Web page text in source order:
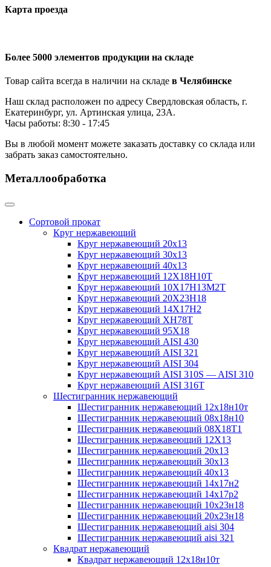
Карта проезда
Более 5000 элементов продукции на складе
Товар сайта всегда в наличии на складе в Челябинске
Наш склад расположен по адресу Свердловская область, г.
Екатеринбург, ул. Артинская улица, 23А.
Часы работы: 8:30 - 17:45
Вы в любой момент можете заказать доставку со склада или
забрать заказ самостоятельно.
Металлообработка
Сортовой прокат
Круг нержавеющий
Круг нержавеющий 20х13
Круг нержавеющий 30х13
Круг нержавеющий 40х13
Круг нержавеющий 12Х18Н10Т
Круг нержавеющий 10Х17Н13М2T
Круг нержавеющий 20Х23Н18
Круг нержавеющий 14Х17Н2
Круг нержавеющий ХН78Т
Круг нержавеющий 95Х18
Круг нержавеющий AISI 430
Круг нержавеющий AISI 321
Круг нержавеющий AISI 304
Круг нержавеющий AISI 310S — AISI 310
Круг нержавеющий AISI 316T
Шестигранник нержавеющий
Шестигранник нержавеющий 12х18н10т
Шестигранник нержавеющий 08х18н10
Шестигранник нержавеющий 08Х18Т1
Шестигранник нержавеющий 12Х13
Шестигранник нержавеющий 20х13
Шестигранник нержавеющий 30х13
Шестигранник нержавеющий 40х13
Шестигранник нержавеющий 14х17н2
Шестигранник нержавеющий 14х17р2
Шестигранник нержавеющий 10х23н18
Шестигранник нержавеющий 20х23н18
Шестигранник нержавеющий aisi 304
Шестигранник нержавеющий aisi 321
Квадрат нержавеющий
Квадрат нержавеющий 12х18н10т